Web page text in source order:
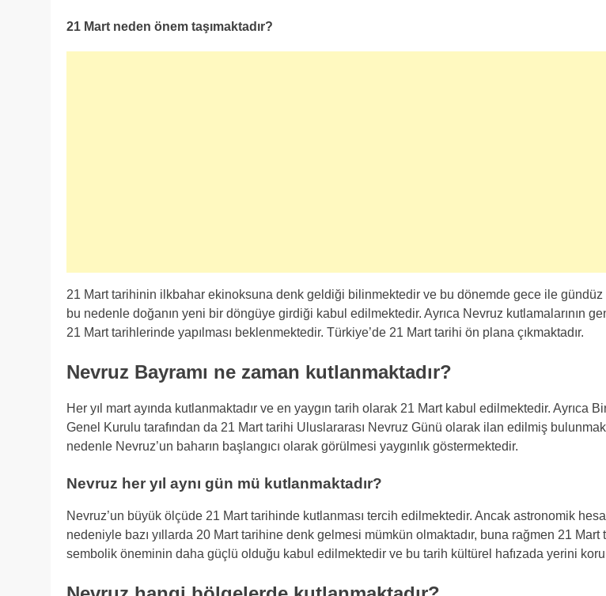
21 Mart neden önem taşımaktadır?
21 Mart tarihinin ilkbahar ekinoksuna denk geldiği bilinmektedir ve bu dönemde gece ile gündüz
bu nedenle doğanın yeni bir döngüye girdiği kabul edilmektedir. Ayrıca Nevruz kutlamalarının
21 Mart tarihlerinde yapılması beklenmektedir. Türkiye’de 21 Mart tarihi ön plana çıkmaktadır.
Nevruz Bayramı ne zaman kutlanmaktadır?
Her yıl mart ayında kutlanmaktadır ve en yaygın tarih olarak 21 Mart kabul edilmektedir. Ayrıca
Genel Kurulu tarafından da 21 Mart tarihi Uluslararası Nevruz Günü olarak ilan edilmiş
nedenle Nevruz’un baharın başlangıcı olarak görülmesi yaygınlık göstermektedir.
Nevruz her yıl aynı gün mü kutlanmaktadır?
Nevruz’un büyük ölçüde 21 Mart tarihinde kutlanması tercih edilmektedir. Ancak astronomik
nedeniyle bazı yıllarda 20 Mart tarihine denk gelmesi mümkün olmaktadır, buna rağmen 21 Mart
sembolik öneminin daha güçlü olduğu kabul edilmektedir ve bu tarih kültürel hafızada yerini